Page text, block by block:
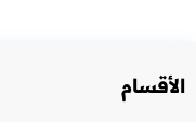
الأقسام